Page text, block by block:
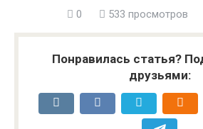
0 533 просмотров
Понравилась статья?
друзьями: